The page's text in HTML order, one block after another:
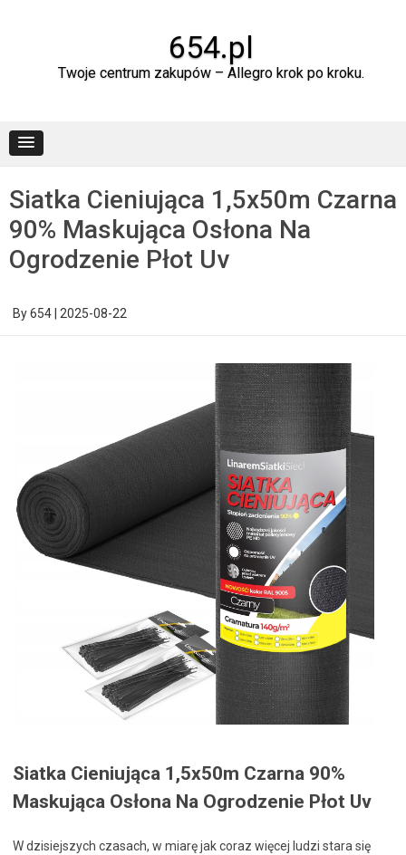
654.pl
Twoje centrum zakupów – Allegro krok po kroku.
Siatka Cieniująca 1,5x50m Czarna
90% Maskująca Osłona Na
Ogrodzenie Płot Uv
By654 2025-08-22
Siatka Cieniująca 1,5x50m Czarna 90%
Maskująca Osłona Na Ogrodzenie Płot Uv
W dzisiejszych czasach, w miarę jak coraz więcej ludzi stara się